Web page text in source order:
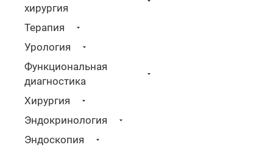
хирургия
Терапия
Урология
Функциональная
диагностика
Хирургия
Эндокринология
Эндоскопия